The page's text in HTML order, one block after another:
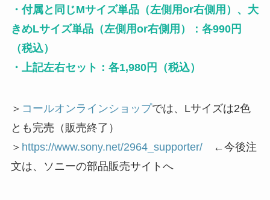
・付属と同じMサイズ単品（左側用or右側用）、大
きめLサイズ単品（左側用or右側用）：各990円
（税込）
・上記左右セット：各1,980円（税込）
＞ コールオンラインショップでは、Lサイズは2色
とも完売（販売終了）
＞ https://www.sony.net/2964_supporter/←今後注
文は、ソニーの部品販売サイトへ